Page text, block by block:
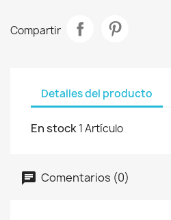
Compartir
Detalles del producto
En stock1 Artículo
Comentarios (0)